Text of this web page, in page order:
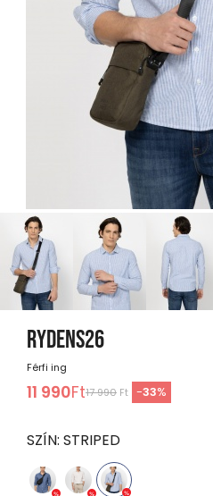
RYDENS26
Férfi ing
11 990Ft17 990 Ft -33%
SZÍN: STRIPED